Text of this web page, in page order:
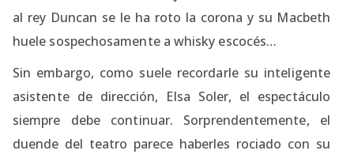
al rey Duncan se le ha roto la corona y su Macbeth
huele sospechosamente a whisky escocés…
Sin embargo, como suele recordarle su inteligente
asistente de dirección, Elsa Soler, el espectáculo
siempre debe continuar. Sorprendentemente, el
duende del teatro parece haberles rociado con su